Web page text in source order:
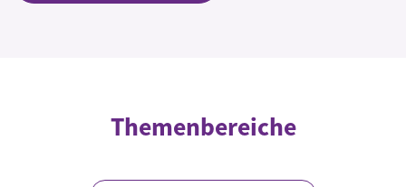
Themenbereiche